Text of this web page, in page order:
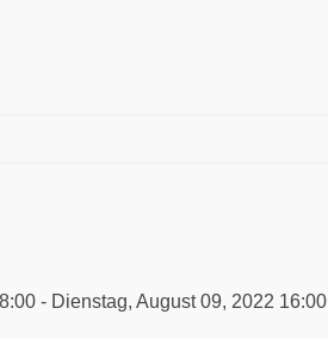
- Dienstag, August 09, 2022 16:00